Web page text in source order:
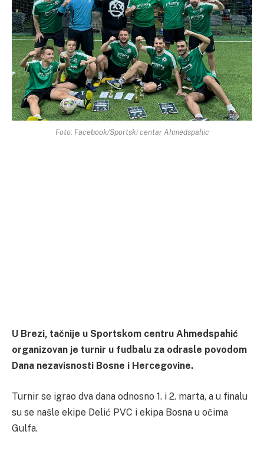
Foto: Facebook/Sportski centar Ahmedspahic
U Brezi, tačnije u Sportskom centru Ahmedspahić
organizovan je turnir u fudbalu za odrasle povodom
Dana nezavisnosti Bosne i Hercegovine.
Turnir se igrao dva dana odnosno 1. i 2. marta, a u finalu
su se našle ekipe Delić PVC i ekipa Bosna u očima
Gulfa.